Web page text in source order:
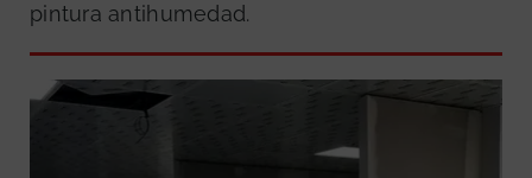
pintura antihumedad.
GRATUITA